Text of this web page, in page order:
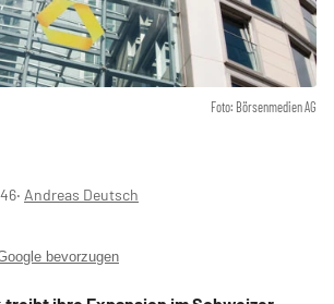
Foto: Börsenmedien AG
‧ Andreas Deutsch
bevorzugen